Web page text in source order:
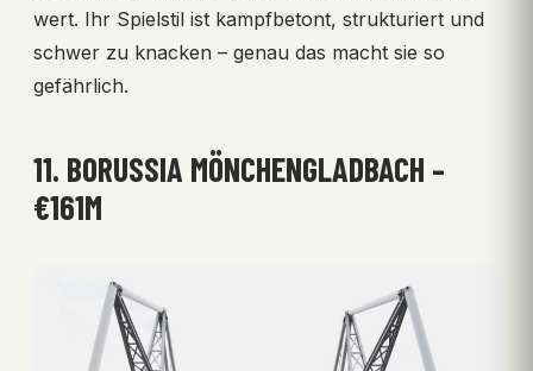
wert. Ihr Spielstil ist kampfbetont, strukturiert und
schwer zu knacken – genau das macht sie so
gefährlich.
11. BORUSSIA MÖNCHENGLADBACH –
€161M